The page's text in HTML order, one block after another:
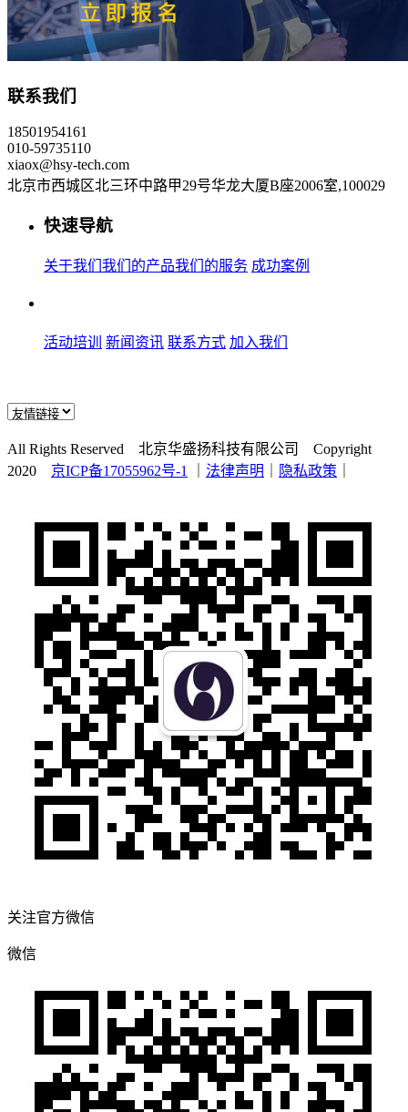
联系我们
18501954161
010-59735110
xiaox@hsy-tech.com
北京市西城区北三环中路甲29号华龙大厦B座2006室,100029
快速导航
关于我们 我们的产品我们的服务 成功案例
活动培训 新闻资讯 联系方式 加入我们
All Rights Reserved 北京华盛扬科技有限公司 Copyright
2020 京ICP备17055962号-1 法律声明 隐私政策
关注官方微信
微信